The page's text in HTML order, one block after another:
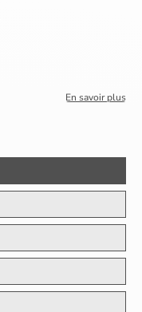
En savoir plus